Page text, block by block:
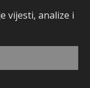
vijesti, analize i